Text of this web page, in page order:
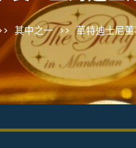
其中之一 >> 華特迪士尼